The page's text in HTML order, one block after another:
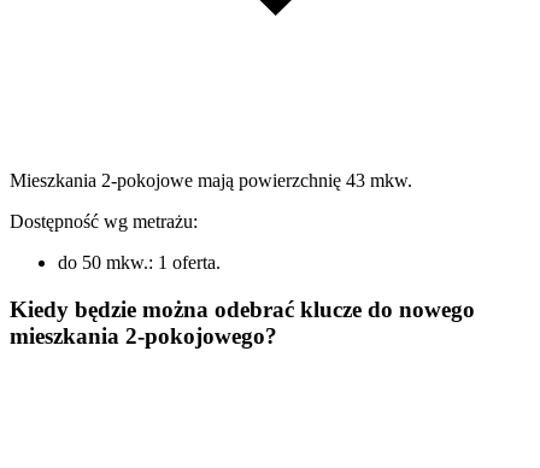
Mieszkania 2-pokojowe mają powierzchnię 43 mkw.
Dostępność wg metrażu:
do 50 mkw.: 1 oferta.
Kiedy będzie można odebrać klucze do nowego
mieszkania 2-pokojowego?